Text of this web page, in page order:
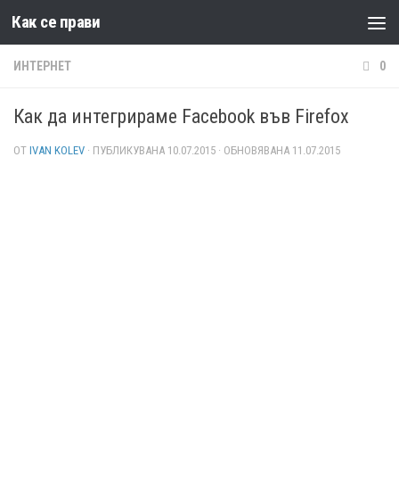
Към съдържанието
Как се прави
ИНТЕРНЕТ 0
Как да интегрираме Facebook във Firefox
ОТ IVAN KOLEV · ПУБЛИКУВАНА 10.07.2015 · ОБНОВЯВАНА 11.07.2015